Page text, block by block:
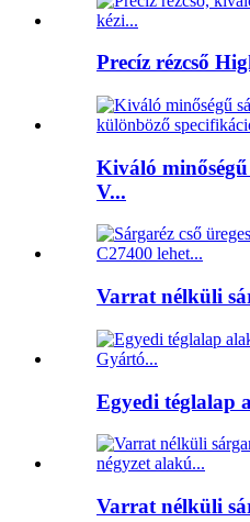
Precíz rézcső
Kiváló
V...
Varrat nélküli
Egyedi téglalap
Varrat nélküli